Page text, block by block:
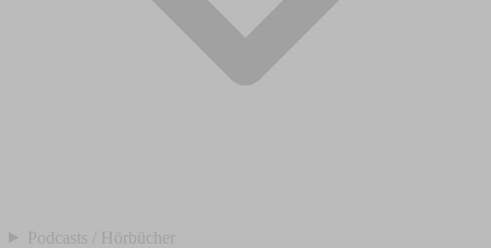
Podcasts / Hörbücher